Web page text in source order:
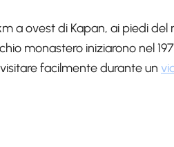
a ovest di Kapan, ai piedi
monastero iniziarono nel
facilmente durante un